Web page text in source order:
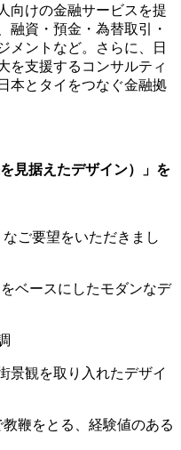
向けの金融サービスを提
融資・預金・為替取引・
メントなど。さらに、日
を支援するコンサルティ
本とタイをつなぐ金融拠
見据えたデザイン）」を
ご要望をいただきまし
ベースにしたモダンなデ
景観を取り入れたデザイ
鞭をとる、経験値のある